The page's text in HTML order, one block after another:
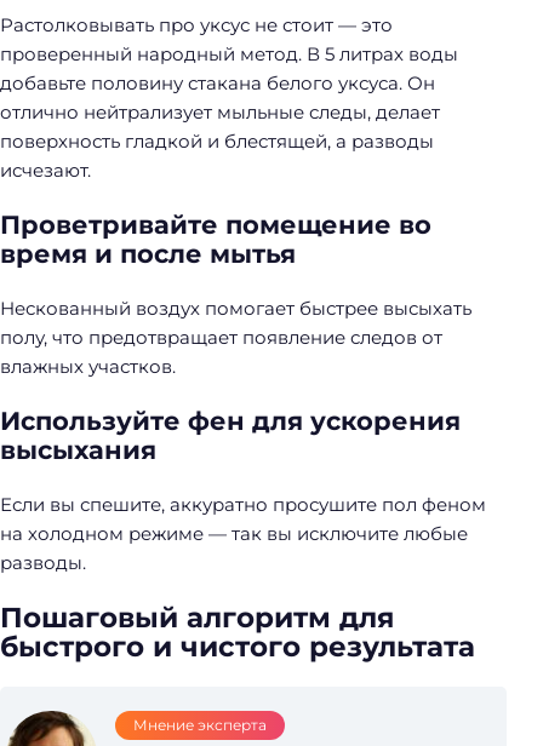
Растолковывать про уксус не стоит — это
проверенный народный метод. В 5 литрах воды
добавьте половину стакана белого уксуса. Он
отлично нейтрализует мыльные следы, делает
поверхность гладкой и блестящей, а разводы
исчезают.
Проветривайте помещение во
время и после мытья
Нескованный воздух помогает быстрее высыхать
полу, что предотвращает появление следов от
влажных участков.
Используйте фен для ускорения
высыхания
Если вы спешите, аккуратно просушите пол феном
на холодном режиме — так вы исключите любые
разводы.
Пошаговый алгоритм для
быстрого и чистого результата
Мнение эксперта